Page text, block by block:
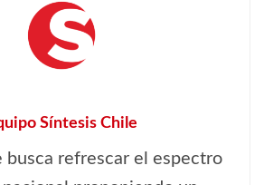
Síntesis Chile
busca refrescar el espectro